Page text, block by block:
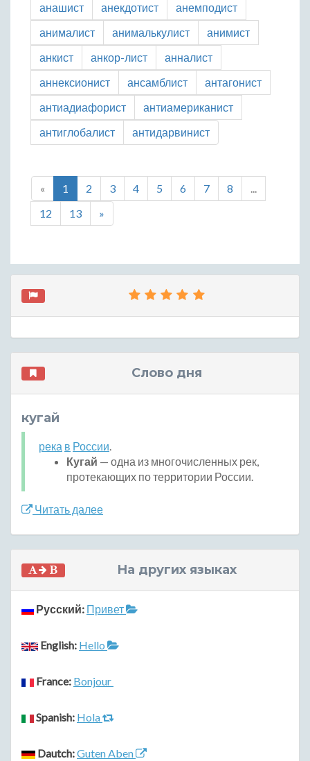
анашист
анекдотист
анемподист
анималист
анималькулист
анимист
анкист
анкор-лист
анналист
аннексионист
ансамблист
антагонист
антиадиафорист
антиамериканист
антиглобалист
антидарвинист
« 1 2 3 4 5 6 7 8
...
12
13 »
Слово дня
кугай
река в России.
Кугай — одна из многочисленных рек,
протекающих по территории России.
Читать далее
На других языках
Русский: Привет
English: Hello
France: Bonjour
Spanish: Hola
Dautch:Guten Aben